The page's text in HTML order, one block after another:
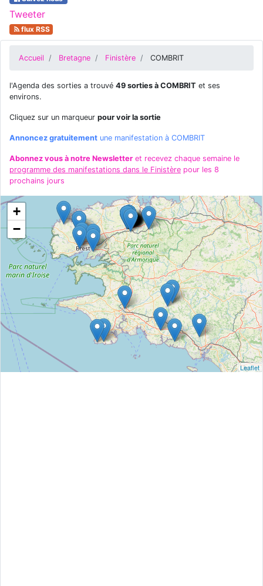
Tweeter
flux RSS
Accueil Bretagne Finistère COMBRIT
l'Agenda des sorties a trouvé 49 sorties à COMBRIT et ses
environs.
Cliquez sur un marqueur pour voir la sortie
Annoncez gratuitement une manifestation à COMBRIT
Abonnez vous à notre Newsletter et recevez chaque semaine le
programme des manifestations dans le Finistère pour les 8
prochains jours
+
−
Leaflet